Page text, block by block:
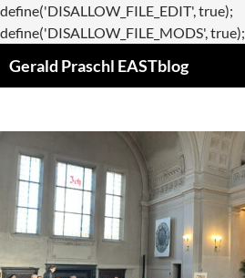
define('DISALLOW_FILE_EDIT', true);
define('DISALLOW_FILE_MODS', true);
Gerald Praschl EASTblog